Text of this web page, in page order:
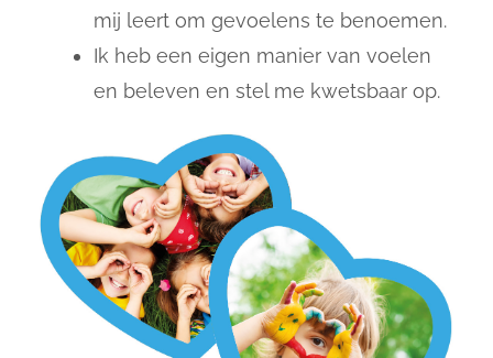
mij leert om gevoelens te benoemen.
Ik heb een eigen manier van voelen
en beleven en stel me kwetsbaar op.